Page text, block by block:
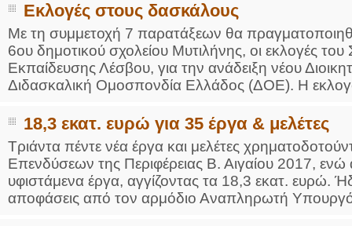
Εκλογές στους δασκάλους
Με τη συμμετοχή 7 παρατάξεων θα
6ου δημοτικού σχολείου Μυτιλήνης, οι εκλογές
Εκπαίδευσης Λέσβου, για την ανάδειξη νέου
Διδασκαλική Ομοσπονδία Ελλάδος (ΔΟΕ). Η
18,3 εκατ. ευρώ για 35 έργα & μελέτες
Τριάντα πέντε νέα έργα και μελέτες
Επενδύσεων της Περιφέρειας Β. Αιγαίου 2017, ενώ
υφιστάμενα έργα, αγγίζοντας τα 18,3 εκατ. ευρώ.
αποφάσεις από τον αρμόδιο Αναπληρωτή Υπουργό